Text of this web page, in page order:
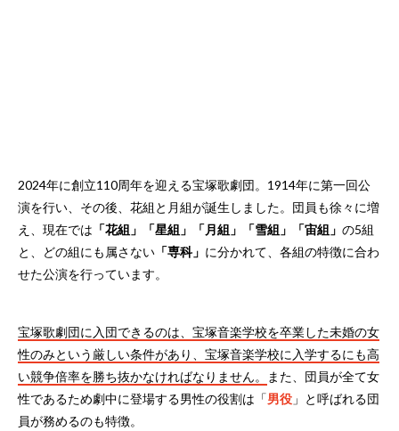
2024年に創立110周年を迎える宝塚歌劇団。1914年に第一回公
演を行い、その後、花組と月組が誕生しました。団員も徐々に増
え、現在では 「花組」「星組」「月組」「雪組」「宙組」 の5組
と、どの組にも属さない 「専科」 に分かれて、各組の特徴に合わ
せた公演を行っています。
宝塚歌劇団に入団できるのは、宝塚音楽学校を卒業した未婚の女
性のみという厳しい条件があり、宝塚音楽学校に入学するにも高
い競争倍率を勝ち抜かなければなりません。
また、団員が全て女
性であるため劇中に登場する男性の役割は「男役 」と呼ばれる団
員が務めるのも特徴。